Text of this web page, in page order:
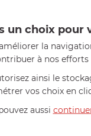
à 12:04
5 ply poignée
de haute
pour
complé...»
pour
«Je
fait.
un choix pour
la
à nos
ainsi le
vos choix en
aussi